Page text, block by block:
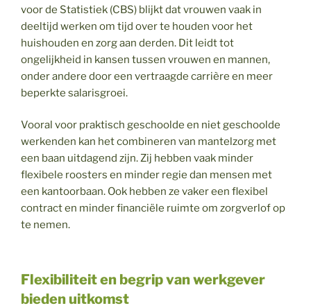
voor de Statistiek (CBS) blijkt dat vrouwen vaak in
deeltijd werken om tijd over te houden voor het
huishouden en zorg aan derden. Dit leidt tot
ongelijkheid in kansen tussen vrouwen en mannen,
onder andere door een vertraagde carrière en meer
beperkte salarisgroei.
Vooral voor praktisch geschoolde en niet geschoolde
werkenden kan het combineren van mantelzorg met
een baan uitdagend zijn. Zij hebben vaak minder
flexibele roosters en minder regie dan mensen met
een kantoorbaan. Ook hebben ze vaker een flexibel
contract en minder financiële ruimte om zorgverlof op
te nemen.
Flexibiliteit en begrip van werkgever
bieden uitkomst